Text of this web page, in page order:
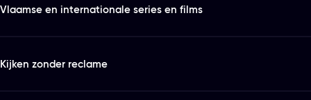
Vlaamse en internationale series en films
Kijken zonder reclame